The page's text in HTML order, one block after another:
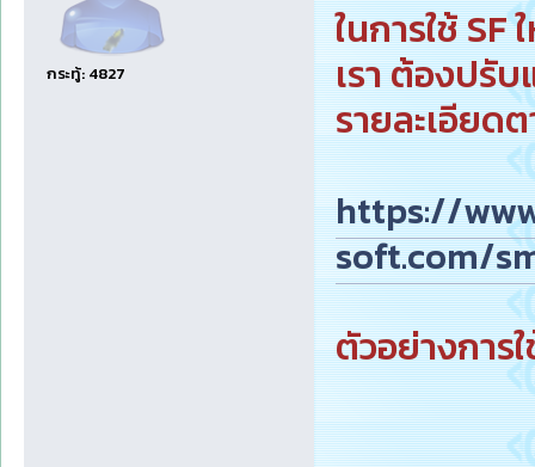
กระทู้: 4827
ในการใช้
เรา ต้องปรั
รายละเอียด
https://
soft.com/
ตัวอย่างการ